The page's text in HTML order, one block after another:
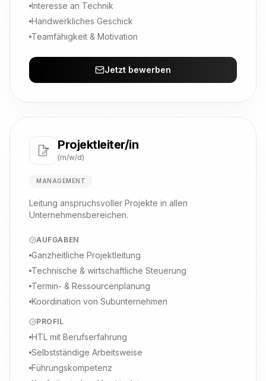
Interesse an Technik
Handwerkliches Geschick
Teamfähigkeit & Motivation
Jetzt bewerben
Projektleiter/in
(m/w/d)
MANAGEMENT
Leitung anspruchsvoller Projekte in allen
Unternehmensbereichen.
AUFGABEN
Ganzheitliche Projektleitung
Technische & wirtschaftliche Steuerung
Termin- & Ressourcenplanung
Koordination von Subunternehmen
PROFIL
HTL mit Berufserfahrung
Selbstständige Arbeitsweise
Führungskompetenz